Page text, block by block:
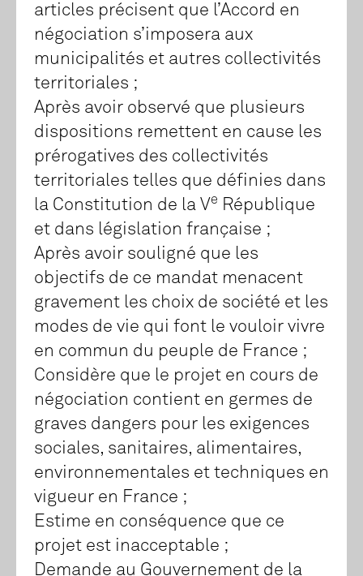
articles précisent que l’Accord en
négociation s’imposera aux
municipalités et autres collectivités
territoriales ;
Après avoir observé que plusieurs
dispositions remettent en cause les
prérogatives des collectivités
territoriales telles que définies dans
la Constitution de la Ve République
et dans législation française ;
Après avoir souligné que les
objectifs de ce mandat menacent
gravement les choix de société et les
modes de vie qui font le vouloir vivre
en commun du peuple de France ;
Considère que le projet en cours de
négociation contient en germes de
graves dangers pour les exigences
sociales, sanitaires, alimentaires,
environnementales et techniques en
vigueur en France ;
Estime en conséquence que ce
projet est inacceptable ;
Demande au Gouvernement de la